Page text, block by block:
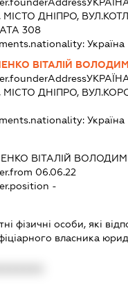
МІСТО ДНІПРО,
308
Україна
ВІТАЛІЙ
МІСТО ДНІПРО,
Україна
ВІТАЛІЙ
06.06.22
-
фізичні особи, які
власника